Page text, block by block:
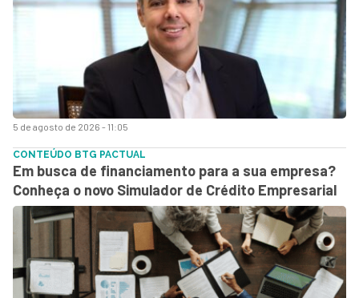
5 de agosto de 2026 - 11:05
CONTEÚDO BTG PACTUAL
Em busca de financiamento para a sua empresa?
Conheça o novo Simulador de Crédito Empresarial